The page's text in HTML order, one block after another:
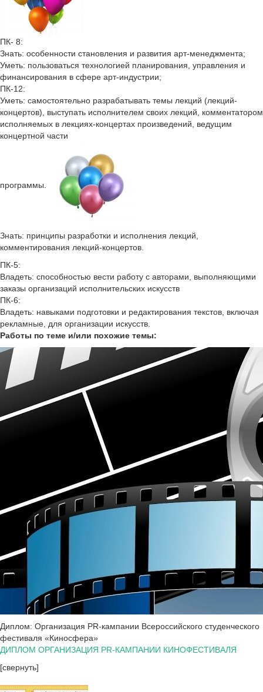
ПК- 8:
Знать: особенности становления и развития арт-менеджмента;
Уметь: пользоваться технологией планирования, управления и
финансирования в сфере арт-индустрии;
ПК-12:
Уметь: самостоятельно разрабатывать темы лекций (лекций-
концертов), выступать исполнителем своих лекций, комментатором
исполняемых в лекциях-концертах произведений, ведущим
концертной части
программы.
Знать: принципы разработки и исполнения лекций,
комментирования лекций-концертов.
ПК-5:
Владеть: способностью вести работу с авторами, выполняющими
заказы организаций исполнительских искусств
ПК-6:
Владеть: навыками подготовки и редактирования текстов, включая
рекламные, для организации искусств.
Работы по теме и/или похожие темы:
Диплом: Организация PR-кампании Всероссийского студенческого
фестиваля «Киносфера»
ДИПЛОМ ОРГАНИЗАЦИЯ PR-КАМПАНИИ КИНОФЕСТИВАЛЯ
[свернуть]